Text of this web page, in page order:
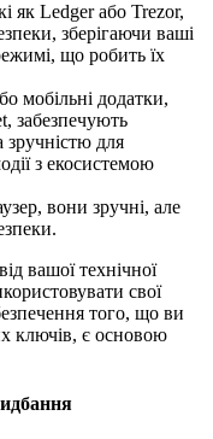
як Ledger або Trezor,
зберігаючи ваші
що робить їх
мобільні додатки,
забезпечують
для
з екосистемою
вони зручні, але
вашої технічної
свої
того, що ви
ключів, є основою